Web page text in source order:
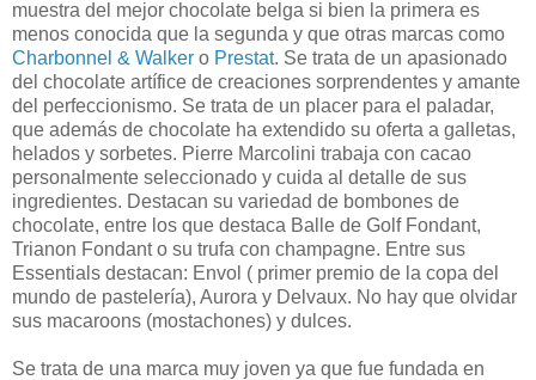
muestra del mejor chocolate belga si bien la primera es
menos conocida que la segunda y que otras marcas como
Charbonnel & Walker o Prestat. Se trata de un apasionado
del chocolate artífice de creaciones sorprendentes y amante
del perfeccionismo. Se trata de un placer para el paladar,
que además de chocolate ha extendido su oferta a galletas,
helados y sorbetes. Pierre Marcolini trabaja con cacao
personalmente seleccionado y cuida al detalle de sus
ingredientes. Destacan su variedad de bombones de
chocolate, entre los que destaca Balle de Golf Fondant,
Trianon Fondant o su trufa con champagne. Entre sus
Essentials destacan: Envol ( primer premio de la copa del
mundo de pastelería), Aurora y Delvaux. No hay que olvidar
sus macaroons (mostachones) y dulces.
Se trata de una marca muy joven ya que fue fundada en